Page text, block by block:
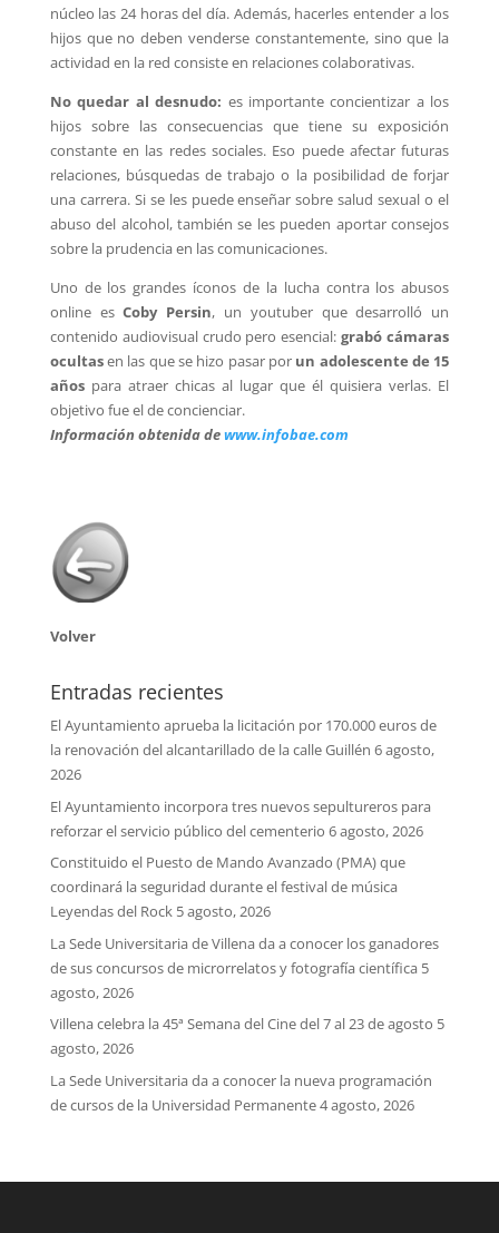
núcleo las 24 horas del día. Además, hacerles entender a los
hijos que no deben venderse constantemente, sino que la
actividad en la red consiste en relaciones colaborativas.
No quedar al desnudo: es importante concientizar a los
hijos sobre las consecuencias que tiene su exposición
constante en las redes sociales. Eso puede afectar futuras
relaciones, búsquedas de trabajo o la posibilidad de forjar
una carrera. Si se les puede enseñar sobre salud sexual o el
abuso del alcohol, también se les pueden aportar consejos
sobre la prudencia en las comunicaciones.
Uno de los grandes íconos de la lucha contra los abusos
online esCoby Persin, un youtuber que desarrolló un
contenido audiovisual crudo pero esencial: grabó cámaras
ocultasen las que se hizo pasar por un adolescente de 15
añospara atraer chicas al lugar que él quisiera verlas. El
objetivo fue el de concienciar.
Información obtenida dewww.infobae.com
Volver
Entradas recientes
El Ayuntamiento aprueba la licitación por 170.000 euros de
la renovación del alcantarillado de la calle Guillén 6 agosto,
2026
El Ayuntamiento incorpora tres nuevos sepultureros para
reforzar el servicio público del cementerio 6 agosto, 2026
Constituido el Puesto de Mando Avanzado (PMA) que
coordinará la seguridad durante el festival de música
Leyendas del Rock 5 agosto, 2026
La Sede Universitaria de Villena da a conocer los ganadores
de sus concursos de microrrelatos y fotografía científica 5
agosto, 2026
Villena celebra la 45ª Semana del Cine del 7 al 23 de agosto 5
agosto, 2026
La Sede Universitaria da a conocer la nueva programación
de cursos de la Universidad Permanente4 agosto, 2026